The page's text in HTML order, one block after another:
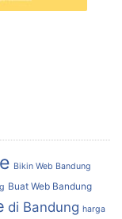
Bikin Web Bandung
Buat Web Bandung
di Bandung harga